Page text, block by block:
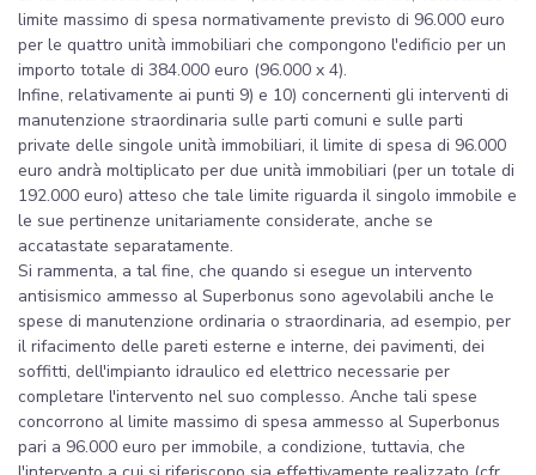
limite massimo di spesa normativamente previsto di 96.000 euro
per le quattro unità immobiliari che compongono l'edificio per un
importo totale di 384.000 euro (96.000 x 4).
Infine, relativamente ai punti 9) e 10) concernenti gli interventi di
manutenzione straordinaria sulle parti comuni e sulle parti
private delle singole unità immobiliari, il limite di spesa di 96.000
euro andrà moltiplicato per due unità immobiliari (per un totale di
192.000 euro) atteso che tale limite riguarda il singolo immobile e
le sue pertinenze unitariamente considerate, anche se
accatastate separatamente.
Si rammenta, a tal fine, che quando si esegue un intervento
antisismico ammesso al Superbonus sono agevolabili anche le
spese di manutenzione ordinaria o straordinaria, ad esempio, per
il rifacimento delle pareti esterne e interne, dei pavimenti, dei
soffitti, dell'impianto idraulico ed elettrico necessarie per
completare l'intervento nel suo complesso. Anche tali spese
concorrono al limite massimo di spesa ammesso al Superbonus
pari a 96.000 euro per immobile, a condizione, tuttavia, che